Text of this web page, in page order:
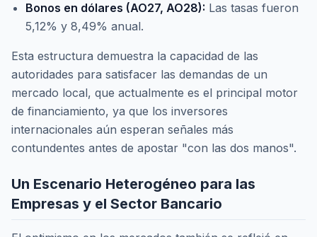
Bonos en dólares (AO27, AO28): Las tasas fueron
5,12% y 8,49% anual.
Esta estructura demuestra la capacidad de las
autoridades para satisfacer las demandas de un
mercado local, que actualmente es el principal motor
de financiamiento, ya que los inversores
internacionales aún esperan señales más
contundentes antes de apostar "con las dos manos".
Un Escenario Heterogéneo para las
Empresas y el Sector Bancario